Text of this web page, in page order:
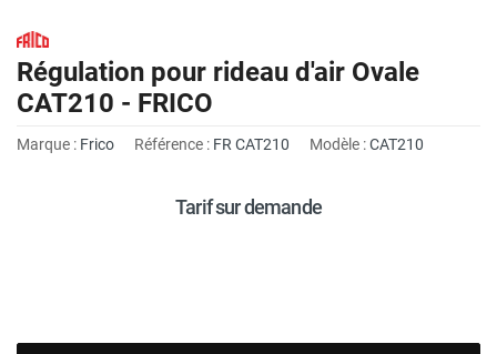
Régulation pour rideau d'air Ovale
CAT210 - FRICO
Marque : Frico Référence : FR CAT210 Modèle :CAT210
Tarif sur demande